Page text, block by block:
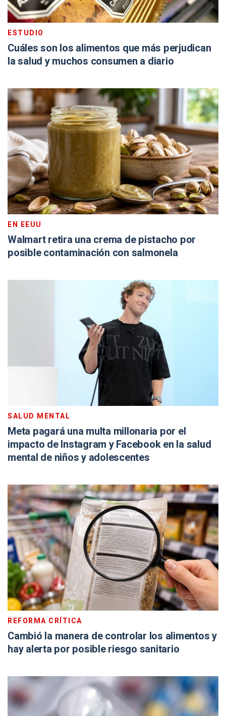
ESTUDIO
Cuáles son los alimentos que más perjudican
la salud y muchos consumen a diario
EN EEUU
Walmart retira una crema de pistacho por
posible contaminación con salmonela
SALUD MENTAL
Meta pagará una multa millonaria por el
impacto de Instagram y Facebook en la salud
mental de niños y adolescentes
REFORMA CRÍTICA
Cambió la manera de controlar los alimentos y
hay alerta por posible riesgo sanitario